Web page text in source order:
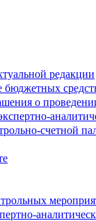
редакции
бюджетных
о
счетной